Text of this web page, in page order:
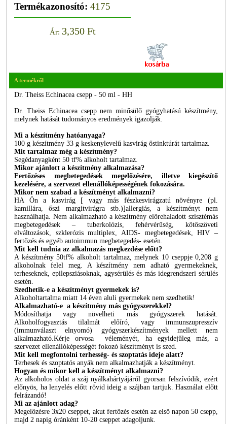
Termékazonosító: 4175
Ár: 3,350 Ft
A termékről
Dr. Theiss Echinacea csepp - 50 ml - HH
Dr. Theiss Echinacea csepp nem minősülő gyógyhatású készítmény,
melynek hatását tudományos eredmények igazolják.
Mi a készítmény hatóanyaga?
100 g készítmény 33 g keskenylevelű kasvirág őstinktúrát tartalmaz.
Mit tartalmaz még a készítmény?
Segédanyagként 50 tf% alkoholt tartalmaz.
Mikor ajánlott a készítmény alkalmazása?
Fertőzéses megbetegedések megelőzésére, illetve kiegészítő
kezelésére, a szervezet ellenállóképességének fokozására.
Mikor nem szabad a készítményt alkalmazni?
HA Ön a kasvirág [ vagy más fészkesvirágzatú növényre (pl.
kamillára, őszi margitvirágra stb.)]allergiás, a készítményt nem
használhatja. Nem alkalmazható a készítmény előrehaladott szisztémás
megbetegedések – tuberkolózis, fehérvérűség, kötőszöveti
elváltozások, szklerózis multiplex, AIDS- megbetegedések, HIV –
fertőzés és egyéb autoimmun megbetegedés- esetén.
Mit kell tudnia az alkalmazás megkezdése előtt?
A készítmény 50tf% alkoholt tartalmaz, melynek 10 cseppje 0,208 g
alkoholnak felel meg. A készítmény nem adható gyermekeknek,
terheseknek, epilepsziásoknak, agysérülés és más idegrendszeri sérülés
esetén.
Szedhetik-e a készítményt gyermekek is?
Alkoholtartalma miatt 14 éven aluli gyermekek nem szedhetik!
Alkalmazható-e a készítmény más gyógyszerekkel?
Módosíthatja vagy növelheti más gyógyszerek hatását.
Alkoholfogyasztás tilalmát előíró, vagy immunszupresszív
(immunválaszt elnyomó) gyógyszerkészítmények mellett nem
alkalmazható.Kérje orvosa véleményét, ha egyidejűleg más, a
szervezet ellenállóképességét fokozó készítményt is szed.
Mit kell megfontolni terhesség- és szoptatás ideje alatt?
Terhesek és szoptatós anyák nem alkalmazhatják a készítményt.
Hogyan és mikor kell a készítményt alkalmazni?
Az alkoholos oldat a száj nyálkahártyájáról gyorsan felszívódik, ezért
előnyös, ha lenyelés előtt rövid ideig a szájban tartjuk. Használat előtt
felrázandó!
Mi az ajánlott adag?
Megelőzésre 3x20 cseppet, akut fertőzés esetén az első napon 50 csepp,
majd 2 napig óránként 10-20 cseppet adagoljunk.